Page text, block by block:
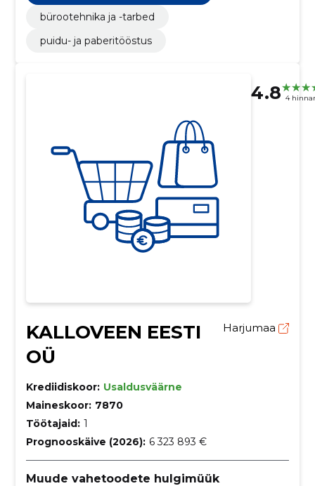
bürootehnika ja -tarbed
puidu- ja paberitööstus
4.8 4
KALLOVEEN EESTI
OÜ
Harjumaa
Krediidiskoor: Usaldusväärne
Maineskoor: 7870
Töötajaid: 1
Prognooskäive (2026): 6 323 893 €
Muude vahetoodete hulgimüük